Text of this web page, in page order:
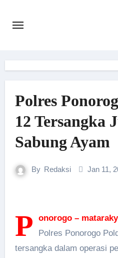
Polres
12 Tersangka
Sabung Ayam
By Redaksi Jan 11,
P onorogo –
Polres Ponorogo
tersangka dalam operasi